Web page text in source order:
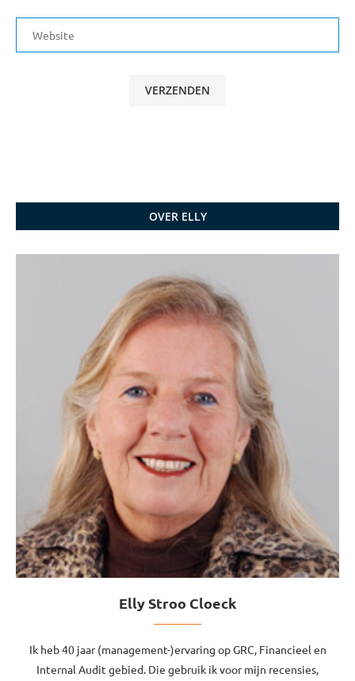
OVER ELLY
Elly Stroo Cloeck
Ik heb 40 jaar (management-)ervaring op GRC, Financieel en
Internal Audit gebied. Die gebruik ik voor mijn recensies,